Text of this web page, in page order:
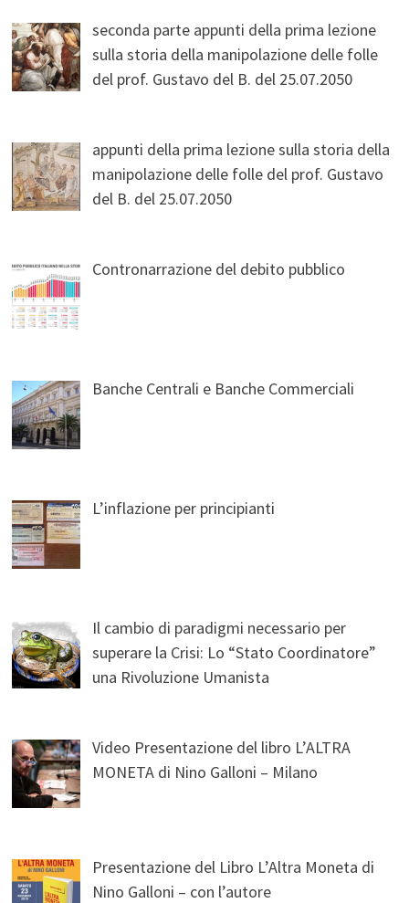
seconda parte appunti della prima lezione
sulla storia della manipolazione delle folle
del prof. Gustavo del B. del 25.07.2050
appunti della prima lezione sulla storia della
manipolazione delle folle del prof. Gustavo
del B. del 25.07.2050
Contronarrazione del debito pubblico
Banche Centrali e Banche Commerciali
L’inflazione per principianti
Il cambio di paradigmi necessario per
superare la Crisi: Lo “Stato Coordinatore”
una Rivoluzione Umanista
Video Presentazione del libro L’ALTRA
MONETA di Nino Galloni – Milano
Presentazione del Libro L’Altra Moneta di
Nino Galloni – con l’autore